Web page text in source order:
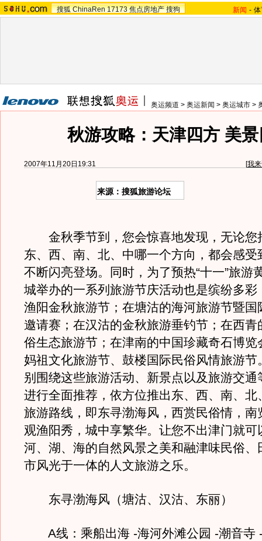
搜狐 ChinaRen 17173 焦点房地产 搜狗 新闻 -
奥运频道 > 奥运新闻 > 奥运城市 >
秋游攻略：天津四方 美
2007年11月20日19:31 [我
来源：搜狐旅游论坛
金秋季节到，您会惊喜地发现，无论您
东、西、南、北、中哪一个方向，都会感受
不断闪亮登场。同时，为了预热“十一”旅游
城举办的一系列旅游节庆活动也是缤纷多彩
渔阳金秋旅游节；在塘沽的海河旅游节暨国
邀请赛；在汉沽的金秋旅游垂钓节；在西青
俗生态旅游节；在津南的中国珍藏奇石博览
妈祖文化旅游节、鼓楼国际民俗风情旅游节
别围绕这些旅游活动、新景点以及旅游交通
进行全面推荐，依方位推出东、西、南、北
旅游路线，即东寻渤海风，西赏民俗情，南
观渔阳秀，城中享繁华。让您不出津门就可
河、湖、海的自然风景之美和融津味民俗、
市风光于一体的人文旅游之乐。
东寻渤海风（塘沽、汉沽、东丽）
A线：乘船出海 -海河外滩公园 -潮音寺